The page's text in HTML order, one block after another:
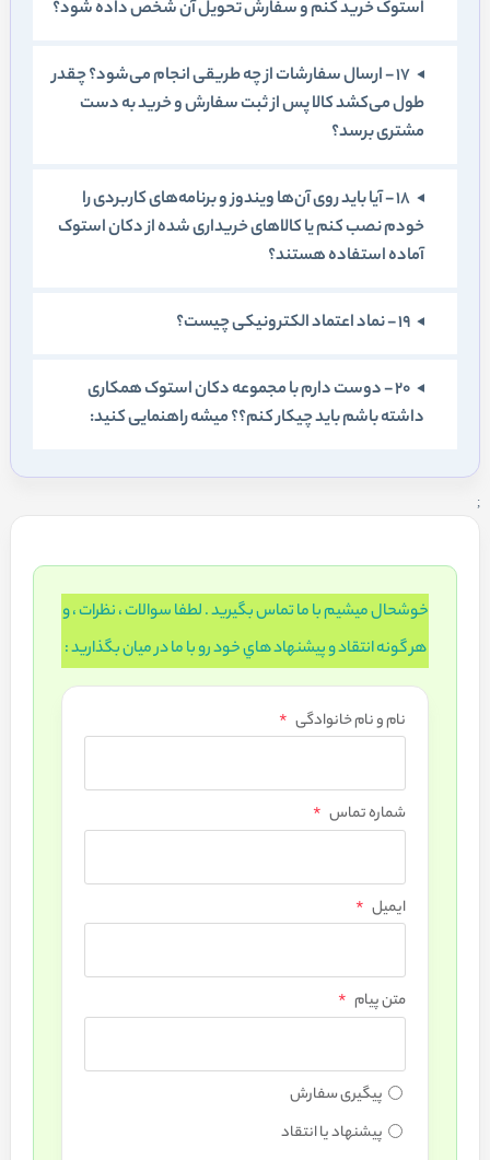
استوک خريد کنم و سفارش تحويل آن شخص داده شود؟
17 - ارسال سفارشات از چه طريقی انجام می‌شود؟ چقدر
طول می‌کشد کالا پس از ثبت سفارش و خريد به دست
مشتری برسد؟
18 - آيا بايد روی آن‌ها ويندوز و برنامه‌های کاربردی را
خودم نصب کنم یا کالاهای خريداری شده از دکان استوک
آماده استفاده هستند؟
19 - نماد اعتماد الکترونيکی چيست؟
20 - دوست دارم با مجموعه دکان استوک همکاری
داشته باشم بايد چيکار کنم؟؟ ميشه راهنمايی کنيد:
;
خوشحال ميشيم با ما تماس بگيريد . لطفا سوالات ، نظرات ، و
هر گونه انتقاد و پيشنهاد هاي خود رو با ما در ميان بگذاريد :
نام و نام خانوادگی *
شماره تماس *
ایمیل *
متن پیام *
پیگیری سفارش
پیشنهاد یا انتقاد